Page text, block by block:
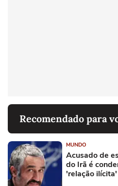
Recomendado para
MUNDO
Acusado de
do Irã é
'relação ilícita'